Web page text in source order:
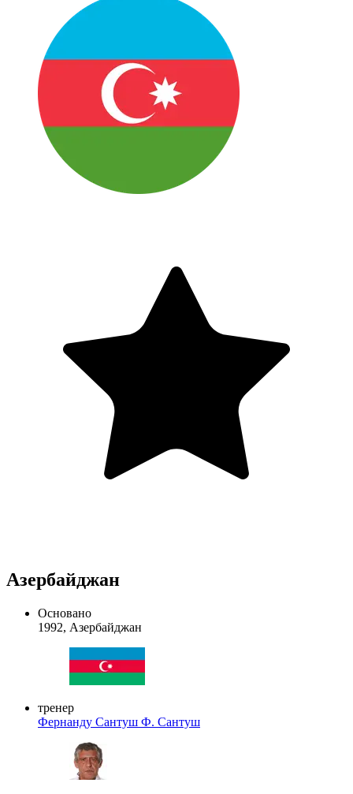
Азербайджан
Основано
1992, Азербайджан
тренер
Фернанду Сантуш Ф. Сантуш